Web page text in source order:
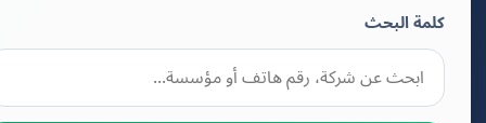
كلمة البحث